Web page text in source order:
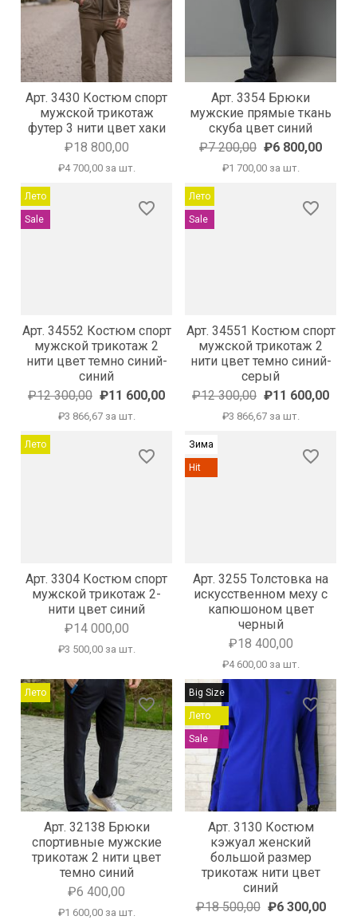
Арт. 3430 Костюм спорт
мужской трикотаж
футер 3 нити цвет хаки
₽18 800,00
₽4 700,00 за шт.
Арт. 3354 Брюки
мужские прямые ткань
скуба цвет синий
₽7 200,00 ₽6 800,00
₽1 700,00 за шт.
favorite_border
Лето
Sale
Арт. 34552 Костюм спорт
мужской трикотаж 2
нити цвет темно синий-
синий
₽12 300,00 ₽11 600,00
₽3 866,67 за шт.
favorite_border
Лето
Sale
Арт. 34551 Костюм спорт
мужской трикотаж 2
нити цвет темно синий-
серый
₽12 300,00 ₽11 600,00
₽3 866,67 за шт.
favorite_border
Лето
Арт. 3304 Костюм спорт
мужской трикотаж 2-
нити цвет синий
₽14 000,00
₽3 500,00 за шт.
favorite_border
Зима
Hit
Арт. 3255 Толстовка на
искусственном меху с
капюшоном цвет
черный
₽18 400,00
₽4 600,00 за шт.
favorite_border
Лето
Арт. 32138 Брюки
спортивные мужские
трикотаж 2 нити цвет
темно синий
₽6 400,00
₽1 600,00 за шт.
favorite_border
Big Size
Лето
Sale
Арт. 3130 Костюм
кэжуал женский
большой размер
трикотаж нити цвет
синий
₽18 500,00 ₽6 300,00